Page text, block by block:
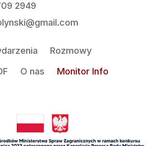
2949
Rozmowy
O nas Monitor Info